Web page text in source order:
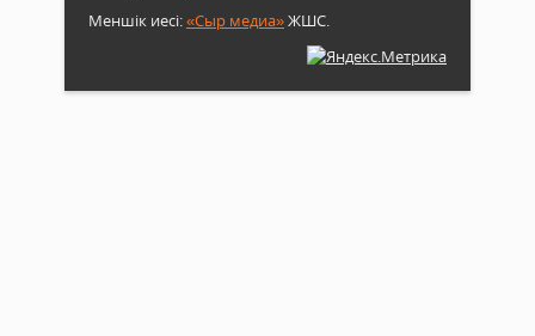
Меншік иесі:«Сыр медиа»ЖШС.